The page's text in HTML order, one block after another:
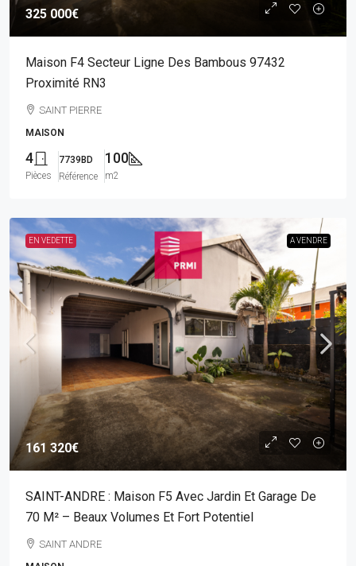
325 000€
Maison F4 Secteur Ligne Des Bambous 97432
Proximité RN3
SAINT PIERRE
MAISON
4
Pièces
7739BD
Référence
100
m2
EN VEDETTE A VENDRE
161 320€
SAINT-ANDRE : Maison F5 Avec Jardin Et Garage De
70 M² – Beaux Volumes Et Fort Potentiel
SAINT ANDRE